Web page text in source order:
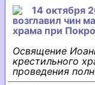
14 октября
возглавил чин
храма при
Освящение
крестильного
проведения